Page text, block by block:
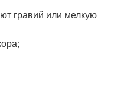
гравий или мелкую